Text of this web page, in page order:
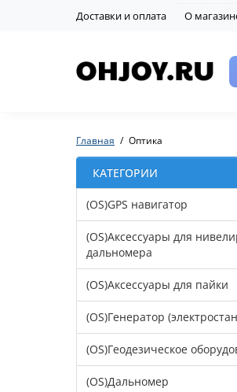
Доставки и оплата О
Главная Оптика
КАТЕГОРИИ
(OS)GPS навигатор
(OS)Аксессуары для
дальномера
(OS)Аксессуары для пайки
(OS)Генератор
(OS)Геодезическое
(OS)Дальномер